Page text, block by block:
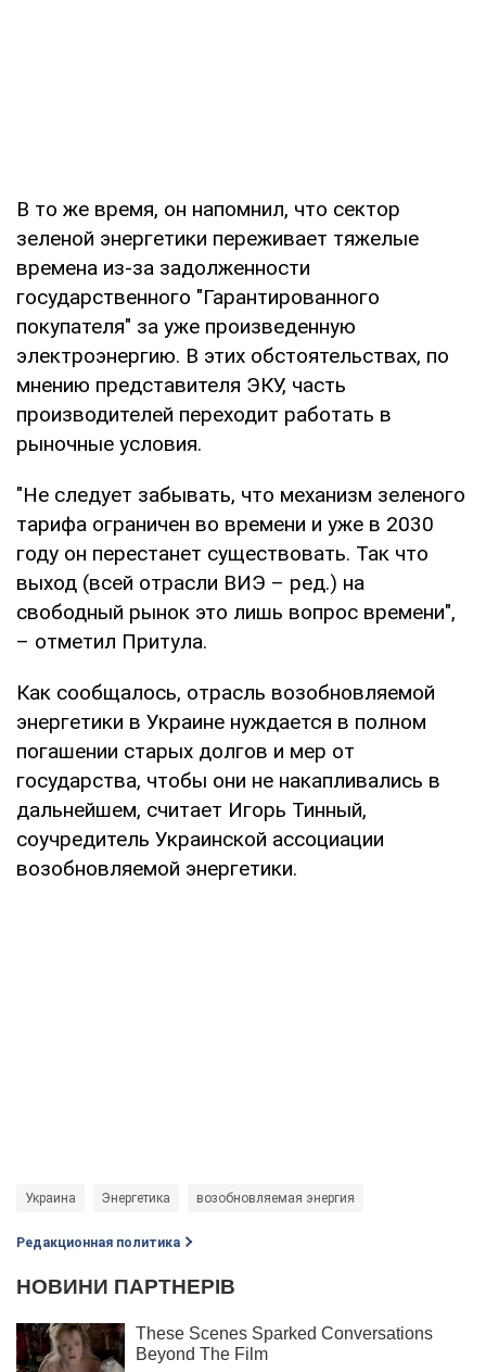
В то же время, он напомнил, что сектор
зеленой энергетики переживает тяжелые
времена из-за задолженности
государственного "Гарантированного
покупателя" за уже произведенную
электроэнергию. В этих обстоятельствах, по
мнению представителя ЭКУ, часть
производителей переходит работать в
рыночные условия.
"Не следует забывать, что механизм зеленого
тарифа ограничен во времени и уже в 2030
году он перестанет существовать. Так что
выход (всей отрасли ВИЭ – ред.) на
свободный рынок это лишь вопрос времени",
– отметил Притула.
Как сообщалось, отрасль возобновляемой
энергетики в Украине нуждается в полном
погашении старых долгов и мер от
государства, чтобы они не накапливались в
дальнейшем, считает Игорь Тинный,
соучредитель Украинской ассоциации
возобновляемой энергетики.
Украина Энергетика возобновляемая энергия
Редакционная политика